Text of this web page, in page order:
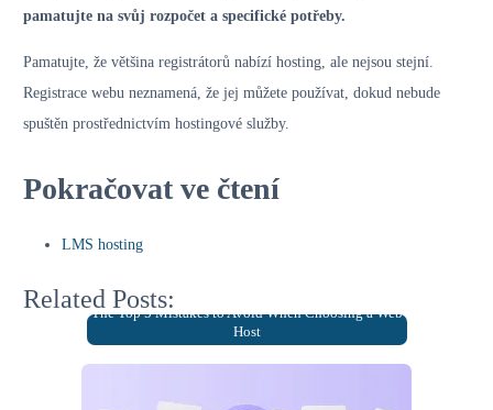
pamatujte na svůj rozpočet a specifické potřeby.
Pamatujte, že většina registrátorů nabízí hosting, ale nejsou stejní.
Registrace webu neznamená, že jej můžete používat, dokud nebude
spuštěn prostřednictvím hostingové služby.
Pokračovat ve čtení
LMS hosting
Related Posts:
The Top 5 Mistakes to Avoid When Choosing a Web
Host